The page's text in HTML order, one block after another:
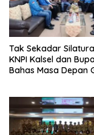
Tak Sekadar
KNPI Kalsel dan
Bahas Masa Depan